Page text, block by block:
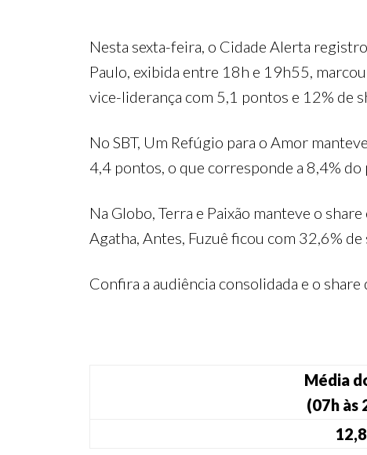
Nesta sexta-feira, o Cidade Alerta
Paulo, exibida entre 18h e 19h55,
vice-liderança com 5,1 pontos e 12% de
No SBT, Um Refúgio para o Amor
4,4 pontos, o que corresponde a 8,4%
Na Globo, Terra e Paixão manteve o
Agatha, Antes, Fuzuê ficou com 32,6%
Confira a audiência consolidada e o
Média
(07h às
12,8